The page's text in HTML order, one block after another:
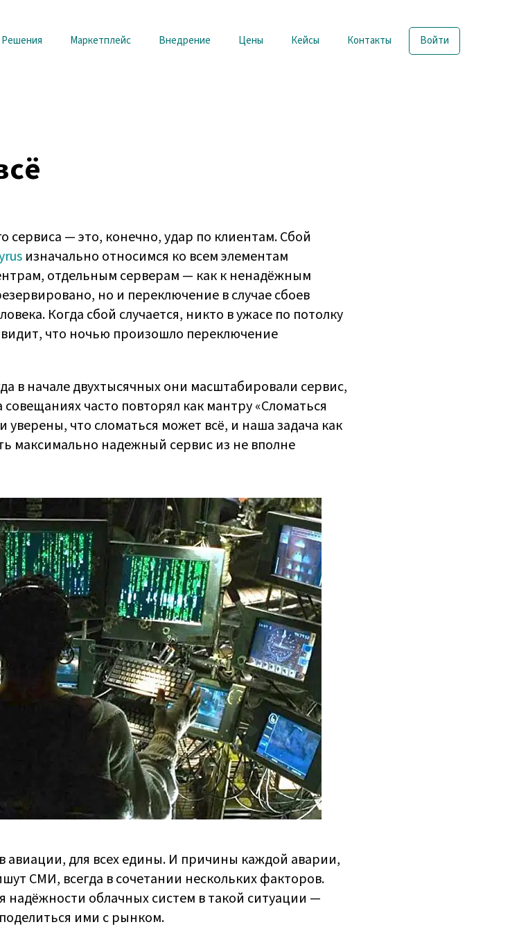
Решения Маркетплейс Внедрение Цены Кейсы Контакты Войти
— это, конечно, удар по клиентам. Сбой
изначально относимся ко всем элементам
отдельным серверам — как к ненадёжным
но и переключение в случае сбоев
Когда сбой случается, никто в ужасе по потолку
видит, что ночью произошло переключение
в начале двухтысячных они масштабировали сервис,
часто повторял как мантру «Сломаться
уверены, что сломаться может всё, и наша задача как
максимально надежный сервис из не вполне
авиации, для всех едины. И причины каждой аварии,
СМИ, всегда в сочетании нескольких факторов.
надёжности облачных систем в такой ситуации —
ими с рынком.